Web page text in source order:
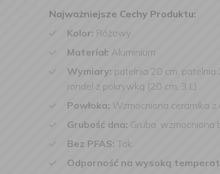
Najważniejsze Cechy Produktu:
Kolor: Różowy
Materiał: Aluminium
Wymiary: patelnia 20 cm, patelnia
rondel z pokrywką (20 cm, 3 L)
Powłoka: Wzmocniona ceramika z
Grubość dna: Gruba, wzmocniona
Bez PFAS: Tak
Odporność na wysoką